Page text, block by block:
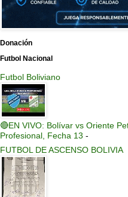
Donación
Futbol Nacional
Futbol Boliviano
🔴EN VIVO: Bolívar vs Oriente
Profesional, Fecha 13 -
FUTBOL DE ASCENSO BOLIVIA